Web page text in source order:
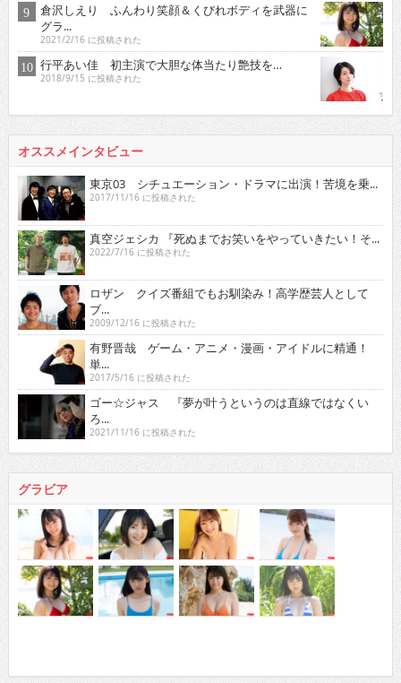
倉沢しえり ふんわり笑顔＆くびれボディを武器に
グラ...
2021/2/16 に投稿された
行平あい佳 初主演で大胆な体当たり艶技を…
2018/9/15 に投稿された
オススメインタビュー
東京03 シチュエーション・ドラマに出演！苦境を乗...
2017/11/16 に投稿された
真空ジェシカ 『死ぬまでお笑いをやっていきたい！そ...
2022/7/16 に投稿された
ロザン クイズ番組でもお馴染み！高学歴芸人として
ブ...
2009/12/16 に投稿された
有野晋哉 ゲーム・アニメ・漫画・アイドルに精通！
単...
2017/5/16 に投稿された
ゴー☆ジャス 『夢が叶うというのは直線ではなくい
ろ...
2021/11/16 に投稿された
グラビア